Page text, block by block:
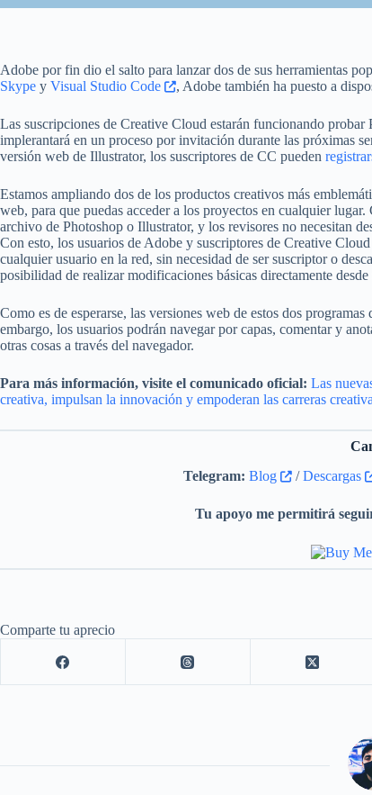
Adobe por fin dio el salto para lanzar dos de sus herramientas
Skype y Visual Studio Code , Adobe también ha puesto a
Las suscripciones de Creative Cloud estarán funcionando
implerantará en un proceso por invitación durante las próximas
versión web de Illustrator, los suscriptores de CC pueden
Estamos ampliando dos de los productos creativos más
web, para que puedas acceder a los proyectos en cualquier
archivo de Photoshop o Illustrator, y los revisores no necesitan
Con esto, los usuarios de Adobe y suscriptores de Creative
cualquier usuario en la red, sin necesidad de ser suscriptor o
posibilidad de realizar modificaciones básicas directamente desde
Como es de esperarse, las versiones web de estos dos
embargo, los usuarios podrán navegar por capas, comentar y
otras cosas a través del navegador.
Para más información, visite el comunicado oficial: Las
creativa, impulsan la innovación y empoderan las carreras
Telegram: Blog /Descargas
Tu apoyo me permitirá
Comparte tu aprecio